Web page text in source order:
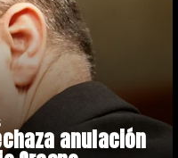
anulación